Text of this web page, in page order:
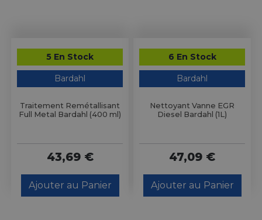
5 En Stock
Bardahl
Traitement Remétallisant
Full Metal Bardahl (400 ml)
43,69 €
Ajouter au Panier
6 En Stock
Bardahl
Nettoyant Vanne EGR
Diesel Bardahl (1L)
47,09 €
Ajouter au Panier